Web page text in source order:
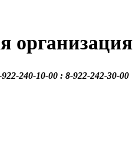
организация
240-10-00 : 8-922-242-30-00